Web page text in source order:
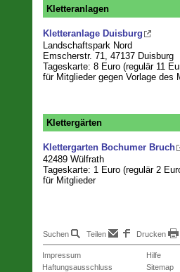
Kletteranlagen
Kletteranlage Duisburg
Landschaftspark Nord
Emscherstr. 71, 47137 Duisburg
Tageskarte: 8 Euro (regulär 11
für Mitglieder gegen Vorlage des
Klettergärten
Klettergarten Bochumer Bruch
42489 Wülfrath
Tageskarte: 1 Euro (regulär 2
für Mitglieder
Suchen Teilen Drucken
Impressum
Haftungsausschluss
Hilfe
Sitemap